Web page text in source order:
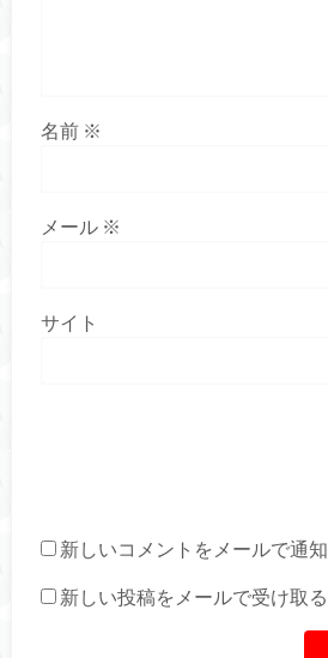
名前 ※
メール ※
サイト
新しいコメントをメールで通知
新しい投稿をメールで受け取る